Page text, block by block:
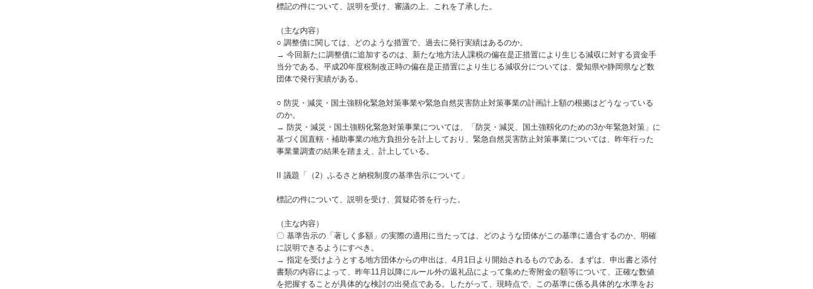
標記の件について、説明を受け、審議の上、これを了承した。
（主な内容）
○ 調整債に関しては、どのような措置で、過去に発行実績はあるのか。
→ 今回新たに調整債に追加するのは、新たな地方法人課税の偏在是正措置により生じる減収に対する資金手
当分である。平成20年度税制改正時の偏在是正措置により生じる減収分については、愛知県や静岡県など数
団体で発行実績がある。
○ 防災・減災・国土強靱化緊急対策事業や緊急自然災害防止対策事業の計画計上額の根拠はどうなっている
のか。
→ 防災・減災・国土強靱化緊急対策事業については、「防災・減災、国土強靱化のための3か年緊急対策」に
基づく国直轄・補助事業の地方負担分を計上しており、緊急自然災害防止対策事業については、昨年行った
事業量調査の結果を踏まえ、計上している。
II 議題「（2）ふるさと納税制度の基準告示について」
標記の件について、説明を受け、質疑応答を行った。
（主な内容）
〇 基準告示の「著しく多額」の実際の適用に当たっては、どのような団体がこの基準に適合するのか、明確
に説明できるようにすべき。
→ 指定を受けようとする地方団体からの申出は、4月1日より開始されるものである。まずは、申出書と添付
書類の内容によって、昨年11月以降にルール外の返礼品によって集めた寄附金の額等について、正確な数値
を把握することが具体的な検討の出発点である。したがって、現時点で、この基準に係る具体的な水準をお